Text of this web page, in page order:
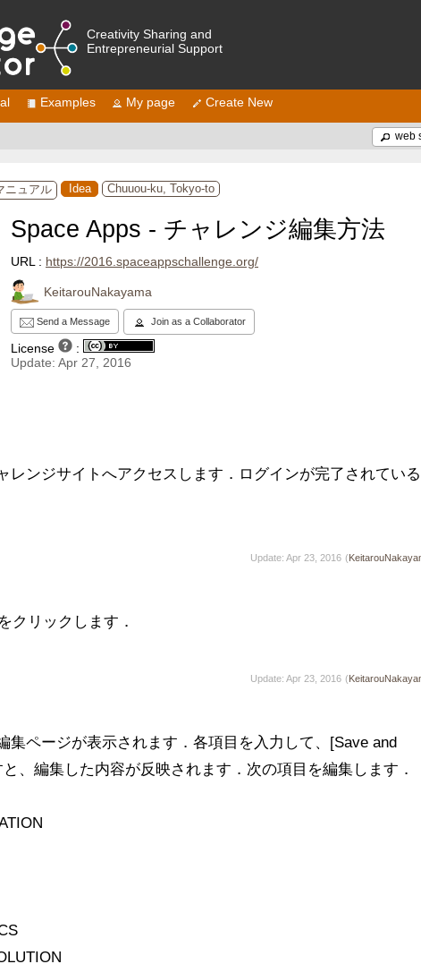
Creativity Sharing and
Entrepreneurial Support
Examples My page Create New
web
ニュアル Idea Chuuou-ku, Tokyo-to
Space Apps - チャレンジ編集方法
URL : https://2016.spaceappschallenge.org/
KeitarouNakayama
Send a Message Join as a Collaborator
License
:
Update: Apr 27, 2016
レンジサイトへアクセスします．ログインが完了されてい
Update: Apr 23, 2016 (
クリックします．
Update: Apr 23, 2016 (
集ページが表示されます．各項目を入力して、[Save and
、編集した内容が反映されます．次の項目を編集します．